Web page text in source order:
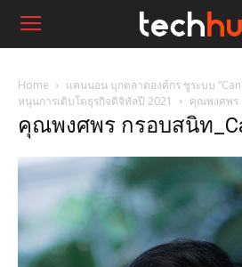
Home
แคนนอน บุกตลาดองค์กร ชูระบบ
หนุนการเติบโตธุรกิจดิจิทัลปี 2021
คุณพงศพร
คุณพงศพร กรอบสนิท